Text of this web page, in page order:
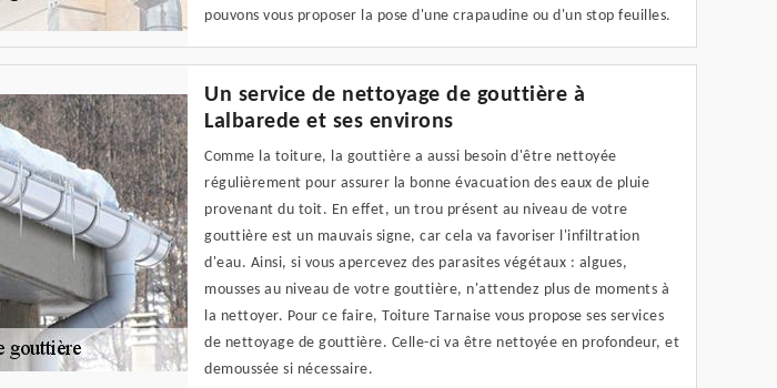
pouvons vous proposer la pose d'une crapaudine ou d'un stop feuilles.
Un service de nettoyage de gouttière à
Lalbarede et ses environs
Comme la toiture, la gouttière a aussi besoin d'être nettoyée
régulièrement pour assurer la bonne évacuation des eaux de pluie
provenant du toit. En effet, un trou présent au niveau de votre
gouttière est un mauvais signe, car cela va favoriser l'infiltration
d'eau. Ainsi, si vous apercevez des parasites végétaux : algues,
mousses au niveau de votre gouttière, n'attendez plus de moments à
la nettoyer. Pour ce faire, Toiture Tarnaise vous propose ses services
de nettoyage de gouttière. Celle-ci va être nettoyée en profondeur, et
demoussée si nécessaire.